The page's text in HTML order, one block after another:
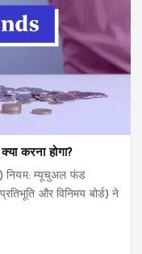
करना होगा?
नियम: म्यूचुअल फंड
और विनिमय बोर्ड) ने